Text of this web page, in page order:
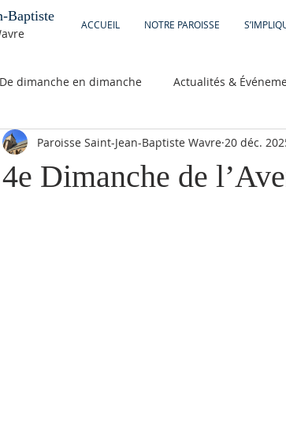
ACCUEIL NOTRE PAROISSE
Baptiste
De dimanche en dimanche Actualités &
4e Dimanche de
Paroisse Saint-Jean-Baptiste Wavre 20 déc.